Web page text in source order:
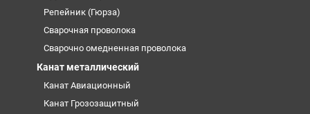
Репейник (Гюрза)
Сварочная проволока
Сварочно омедненная проволока
Канат металлический
Канат Авиационный
Канат Грозозащитный